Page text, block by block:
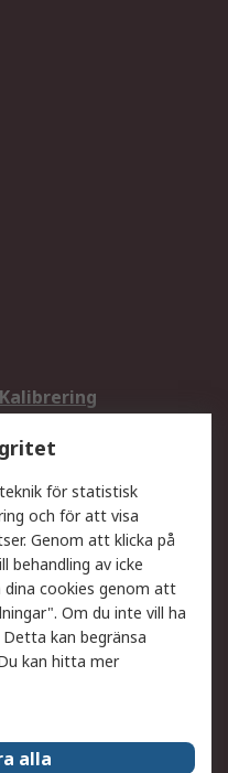
Kalibrering
Teknisk Support
Exportlösningar
av varor
Spåra din order
Fördelar med RS-konto
för statistisk
och för att visa
Genom att klicka på
behandling av icke
dina cookies genom att
Om du inte vill ha
kan begränsa
kan hitta mer
alla